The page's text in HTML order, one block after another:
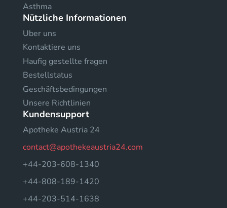
Asthma
Nützliche Informationen
Uber uns
Kontaktiere uns
Haufig gestellte fragen
Bestellstatus
Geschäftsbedingungen
Unsere Richtlinien
Kundensupport
Apotheke Austria 24
contact@apothekeaustria24.com
+44-203-608-1340
+44-808-189-1420
+44-203-514-1638